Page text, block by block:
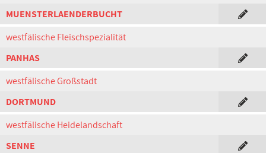
MUENSTERLAENDERBUCHT
westfälische Fleischspezialität
PANHAS
westfälische Großstadt
DORTMUND
westfälische Heidelandschaft
SENNE